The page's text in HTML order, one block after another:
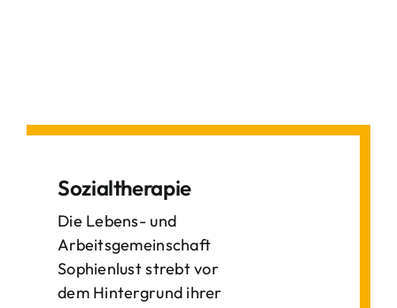
Sozialtherapie
Die Lebens- und
Arbeitsgemeinschaft
Sophienlust strebt vor
dem Hintergrund ihrer